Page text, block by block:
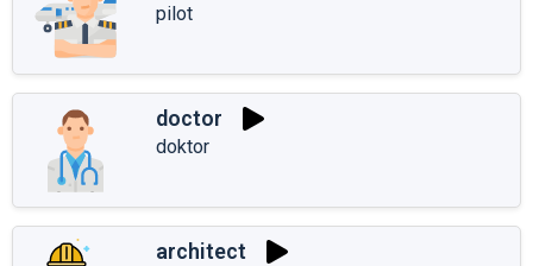
pilot
doctor
doktor
architect